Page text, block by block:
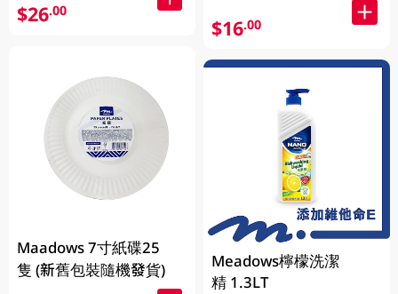
$26.00
Maadows 7寸紙碟25
隻 (新舊包裝隨機發貨)
$16.00
Meadows檸檬洗潔
精 1.3LT